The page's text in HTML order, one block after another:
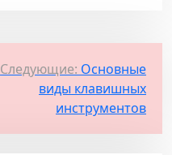
Следующие: Основные
виды клавишных
инструментов